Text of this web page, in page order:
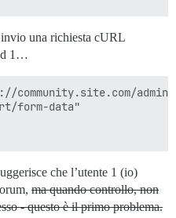
invio una richiesta cURL
1…
community.site.com/
form-data"
che l’utente 1 (io)
ma quando controllo, non
- questo è il primo problema.